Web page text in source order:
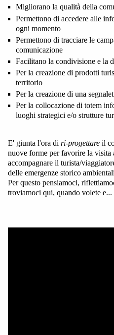
Migliorano la qualità della
Permettono di accedere alle
ogni momento
Permettono di tracciare le
comunicazione
Facilitano la condivisione e la
Per la creazione di prodotti
territorio
Per la creazione di una
Per la collocazione di totem
luoghi strategici e/o strutture
E' giunta l'ora di ri-progettare il
nuove forme per favorire la
accompagnare il turista/
delle emergenze storico
Per questo pensiamoci,
troviamoci qui, quando volete e...